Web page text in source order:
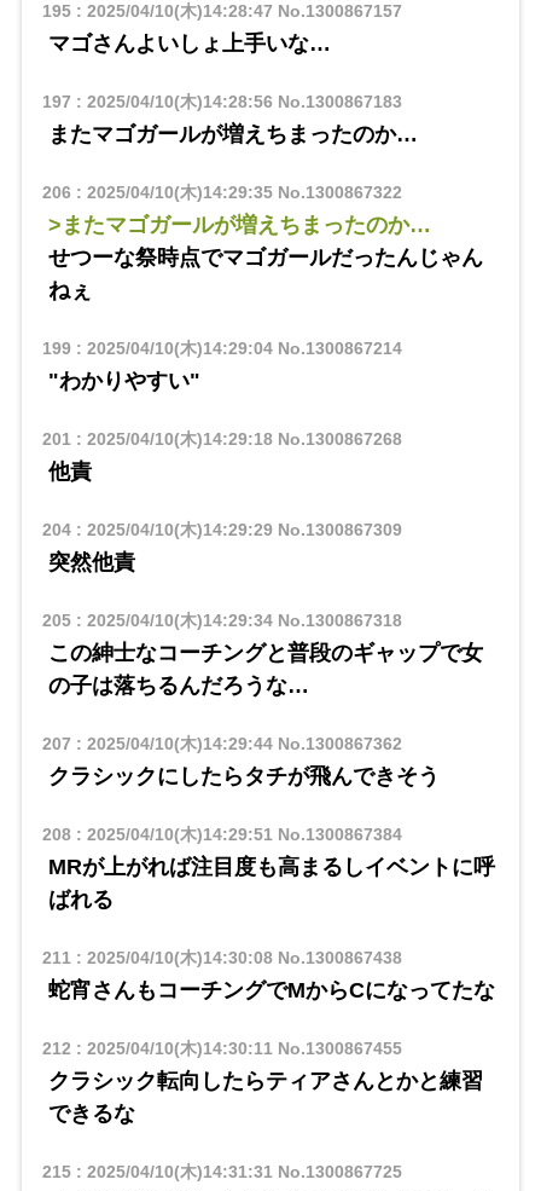
195: 2025/04/10(木)14:28:47 No.1300867157
マゴさんよいしょ上手いな…
197 : 2025/04/10(木)14:28:56 No.1300867183
またマゴガールが増えちまったのか…
206 : 2025/04/10(木)14:29:35No.1300867322
>またマゴガールが増えちまったのか…
せつーな祭時点でマゴガールだったんじゃん
ねぇ
199: 2025/04/10(木)14:29:04No.1300867214
"わかりやすい"
201 : 2025/04/10(木)14:29:18No.1300867268
他責
204: 2025/04/10(木)14:29:29No.1300867309
突然他責
205: 2025/04/10(木)14:29:34No.1300867318
この紳士なコーチングと普段のギャップで女
の子は落ちるんだろうな…
207 : 2025/04/10(木)14:29:44No.1300867362
クラシックにしたらタチが飛んできそう
208: 2025/04/10(木)14:29:51 No.1300867384
MRが上がれば注目度も高まるしイベントに呼
ばれる
211 : 2025/04/10(木)14:30:08No.1300867438
蛇宵さんもコーチングでMからCになってたな
212 : 2025/04/10(木)14:30:11 No.1300867455
クラシック転向したらティアさんとかと練習
できるな
215: 2025/04/10(木)14:31:31 No.1300867725